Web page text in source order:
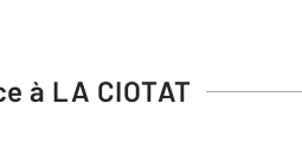
à LA CIOTAT